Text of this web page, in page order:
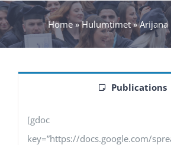
Home»Hulumtimet»Arijana
Publications
[gdoc
key=”https://docs.google.com/